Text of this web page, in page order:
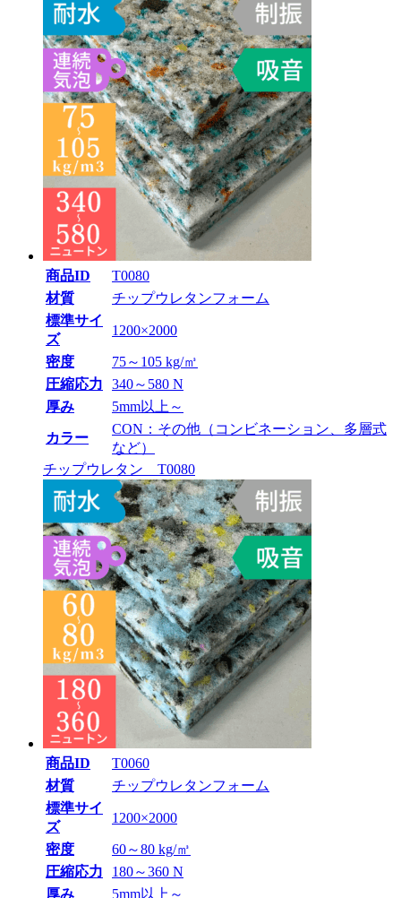
商品ID
T0080
材質
チップウレタンフォーム
標準サイ
ズ
1200×2000
密度
75～105 kg/㎥
圧縮応力
340～580 N
厚み
5mm以上～
カラー
CON：その他（コンビネーション、多層式
など）
チップウレタン T0080
商品ID
T0060
材質
チップウレタンフォーム
標準サイ
ズ
1200×2000
密度
60～80 kg/㎥
圧縮応力
180～360 N
厚み
5mm以上～